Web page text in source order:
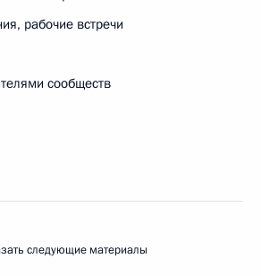
рабочие встречи
сообществ
следующие материалы